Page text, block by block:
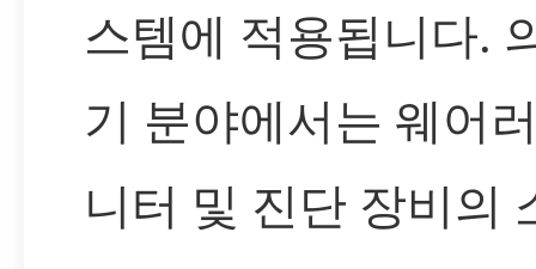
스템에 적용됩니다.
기 분야에서는 웨어
니터 및 진단 장비의